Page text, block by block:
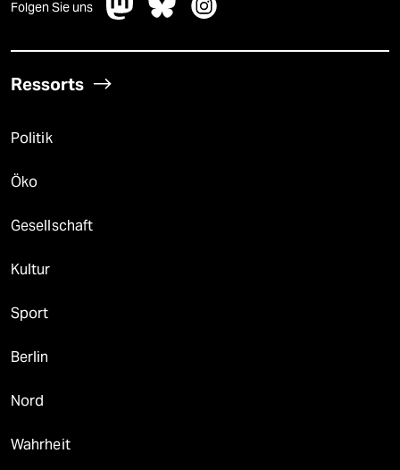
Folgen Sie uns
Ressorts
Politik
Öko
Gesellschaft
Kultur
Sport
Berlin
Nord
Wahrheit